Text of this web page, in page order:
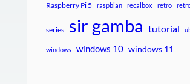
Raspberry Pi 5 raspbian recalbox retro
series sir gamba tutorial
windows windows 10 windows 11